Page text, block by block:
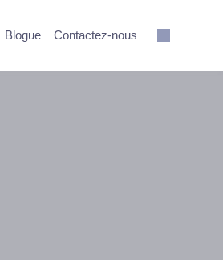
Blogue Contactez-nous